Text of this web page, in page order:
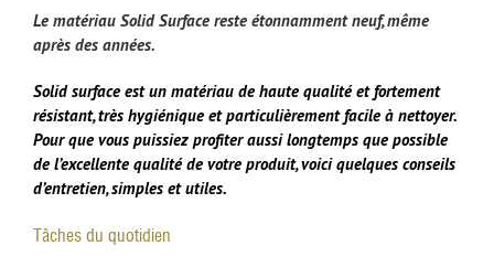
Le matériau Solid Surface reste étonnamment neuf, même
après des années.
Solid surface est un matériau de haute qualité et fortement
résistant, très hygiénique et particulièrement facile à nettoyer.
Pour que vous puissiez profiter aussi longtemps que possible
de l’excellente qualité de votre produit, voici quelques conseils
d’entretien, simples et utiles.
Tâches du quotidien